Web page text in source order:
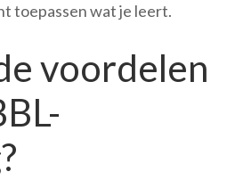
toepassen wat je leert.
voordelen